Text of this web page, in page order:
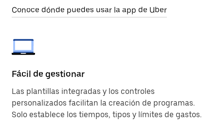
Conoce dónde puedes usar la app de Uber
Fácil de gestionar
Las plantillas integradas y los controles
personalizados facilitan la creación de programas.
Solo establece los tiempos, tipos y límites de gastos.